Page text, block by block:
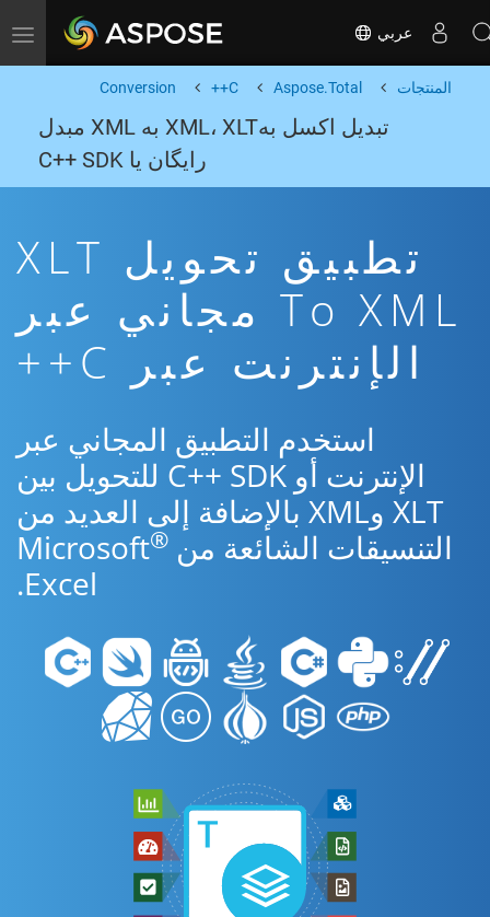
Toggle navigation عربي
المنتجات Aspose.Total
C++
Conversion
تبدیل اکسل بهXML، XLT به XML مبدل
رایگان یا C++ SDK
تطبيق تحويل XLT
To XML مجاني عبر
الإنترنت عبر C++
استخدم التطبيق المجاني عبر
الإنترنت أو C++ SDK للتحويل بين
XLT وXML بالإضافة إلى العديد من
التنسيقات الشائعة من Microsoft ®
Excel.